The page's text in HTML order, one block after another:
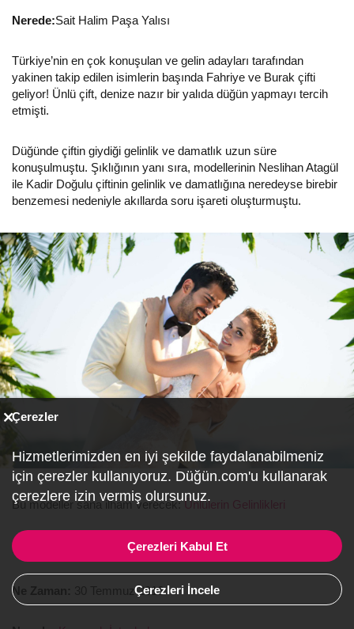
Nerede:Sait Halim Paşa Yalısı
Türkiye’nin en çok konuşulan ve gelin adayları tarafından
yakinen takip edilen isimlerin başında Fahriye ve Burak çifti
geliyor! Ünlü çift, denize nazır bir yalıda düğün yapmayı tercih
etmişti.
Düğünde çiftin giydiği gelinlik ve damatlık uzun süre
konuşulmuştu. Şıklığının yanı sıra, modellerinin Neslihan Atagül
ile Kadir Doğulu çiftinin gelinlik ve damatlığına neredeyse birebir
benzemesi nedeniyle akıllarda soru işareti oluşturmuştu.
Bu modeller sana ilham verecek:Ünlülerin Gelinlikleri
Emre Yetkin & Burcu Biricik Düğünü
Ne Zaman: 30 Temmuz 2016
Çerezler
Hizmetlerimizden en iyi şekilde faydalanabilmeniz
için çerezler kullanıyoruz. Düğün.com'u kullanarak
çerezlere izin vermiş olursunuz.
Çerezleri Kabul Et
Çerezleri İncele